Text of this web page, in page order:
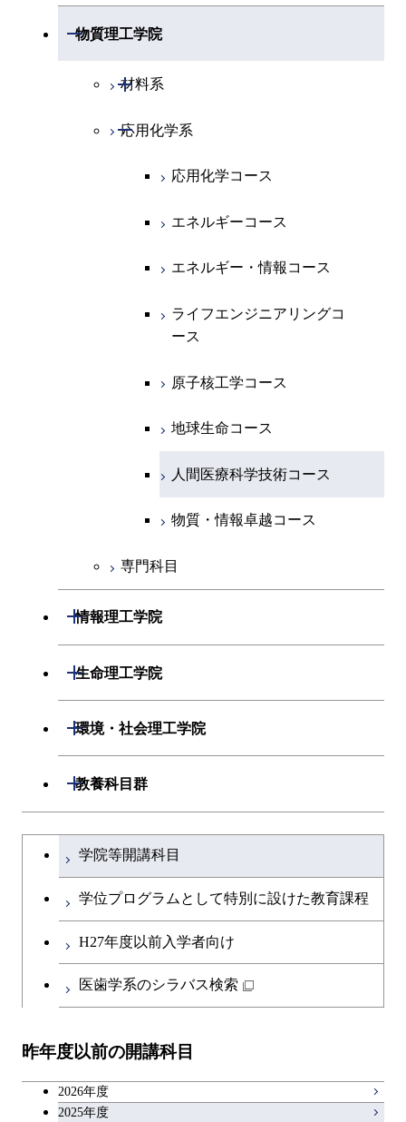
機械系
開閉
エネルギーコース
エネルギー・情報コース
エンジニアリングデザイン
コース
人間医療科学技術コース
システム制御系
システム制御コース
エンジニアリングデザイン
人間医療科学技術コース
電気電子系
電気電子コース
エネルギーコース
エネルギー・情報コース
ライフエンジニアリングコ
原子核工学コース
人間医療科学技術コース
物質・情報卓越コース
情報通信系
情報通信コース
エンジニアリングデザイン
人間医療科学技術コース
経営工学コース
エンジニアリングデザイン
物質理工学院
開閉
材料系
開閉
材料コース
エネルギーコース
エネルギー・情報コース
ライフエンジニアリングコ
原子核工学コース
人間医療科学技術コース
物質・情報卓越コース
応用化学系
開閉
応用化学コース
エネルギーコース
エネルギー・情報コース
ライフエンジニアリングコ
ース
原子核工学コース
地球生命コース
人間医療科学技術コース
物質・情報卓越コース
専門科目
情報理工学院
開閉
数理・計算科学系
開閉
知能情報コース
情報工学コース
知能情報コース
エネルギー・情報コース
人間医療科学技術コース
物質・情報卓越コース
専門科目
生命理工学院
開閉
生命理工学系
開閉
ライフエンジニアリングコ
ース
物質・情報卓越コース
環境・社会理工学院
開閉
建築学系
開閉
コース
都市・環境学コース
コース
都市・環境学コース
開閉
エネルギーコース
エネルギー・情報コース
エンジニアリングデザイン
社会・人間科学コース
イノベーション科学系
イノベーション科学コース
人間医療科学技術コース
技術経営専門職学位課程
開閉
技術経営専門職学位課程
専門科目
教養科目群
開閉
文系教養科目
英語科目
第二外国語科目
キャリア科目
大学院課程を切り替える
学院等開講科目
学位プログラムとして特別に設けた教育課程
H27年度以前入学者向け
医歯学系のシラバス検索
昨年度以前の開講科目
2026年度
2025年度